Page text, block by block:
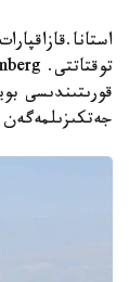
قورىتىندىسى